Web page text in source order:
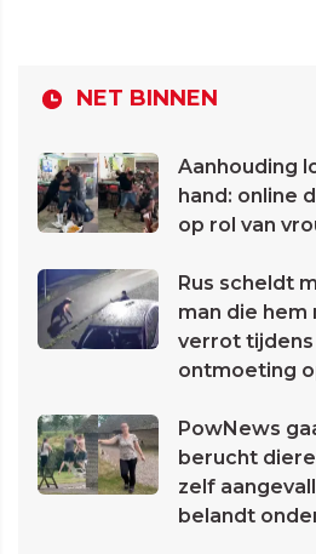
NET BINNEN
Aanhouding
hand: online
op rol van
Rus scheldt
man die hem
verrot
ontmoeting
PowNews
berucht
zelf
belandt